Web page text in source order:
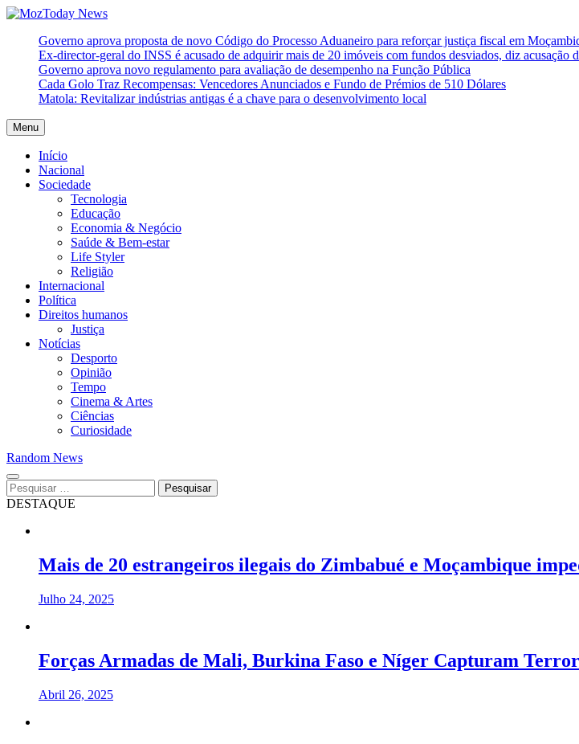
Skip
content
MozToday News
Onde a gente lê.
Governo aprova proposta de novo Código do Processo Aduaneiro para reforçar justiça fiscal em
Ex-director-geral do INSS é acusado de adquirir mais de 20 imóveis com fundos desviados, diz acusação
Governo aprova novo regulamento para avaliação de desempenho na Função Pública
Cada Golo Traz Recompensas: Vencedores Anunciados e Fundo de Prémios de 510 Dólares
Matola: Revitalizar indústrias antigas é a chave para o desenvolvimento local
Menu
Início
Nacional
Sociedade
Tecnologia
Educação
Economia & Negócio
Saúde & Bem-estar
Life Styler
Religião
Internacional
Política
Direitos humanos
Justiça
Notícias
Desporto
Opinião
Tempo
Cinema & Artes
Ciências
Curiosidade
Random News
Pesquisar
por:
DESTAQUE
Mais de 20 estrangeiros ilegais do Zimbabué e Moçambique
Julho 24, 2025
Forças Armadas de Mali, Burkina Faso e Níger Capturam
Abril 26, 2025